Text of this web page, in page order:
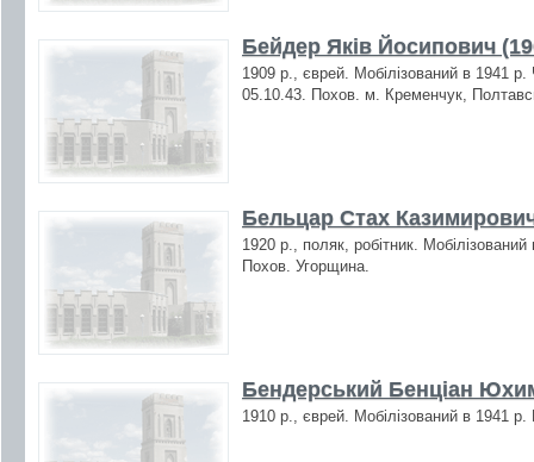
Бейдер Яків Йосипович
1909 р., єврей. Мобілізований в 1941
05.10.43. Похов. м. Кременчук,
Бельцар Стах
1920 р., поляк, робітник.
Похов. Угорщина.
Бендерський Бенціан
1910 р., єврей. Мобілізований в 1941